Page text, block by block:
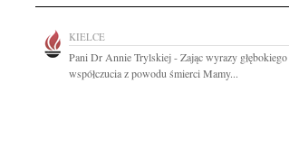
KIELCE
Pani Dr Annie Trylskiej - Zając wyrazy głębokiego
współczucia z powodu śmierci Mamy...